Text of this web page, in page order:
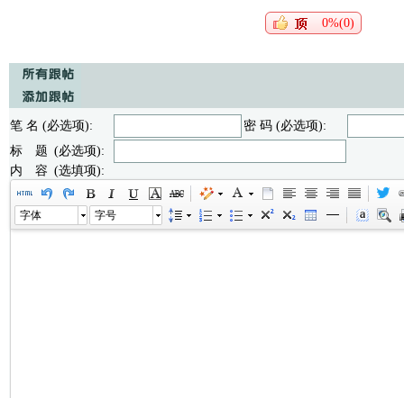
0%(0)
笔 名 (必选项):
密 码 (必选项):
标 题 (必选项):
内 容 (选填项):
字体 字号